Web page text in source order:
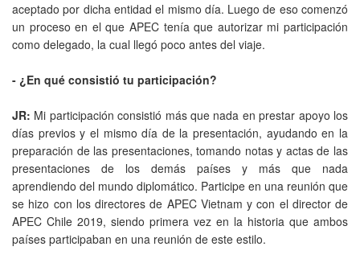
aceptado por dicha entidad el mismo día. Luego de eso comenzó
un proceso en el que APEC tenía que autorizar mi participación
como delegado, la cual llegó poco antes del viaje.
- ¿En qué consistió tu participación?
JR: Mi participación consistió más que nada en prestar apoyo los
días previos y el mismo día de la presentación, ayudando en la
preparación de las presentaciones, tomando notas y actas de las
presentaciones de los demás países y más que nada
aprendiendo del mundo diplomático. Participe en una reunión que
se hizo con los directores de APEC Vietnam y con el director de
APEC Chile 2019, siendo primera vez en la historia que ambos
países participaban en una reunión de este estilo.